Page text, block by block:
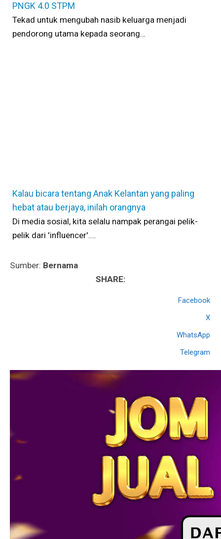
PNGK 4.0 STPM
Tekad untuk mengubah nasib keluarga menjadi
pendorong utama kepada seorang…
Kalau bicara tentang Anak Kelantan yang paling
hebat atau berjaya, inilah orangnya
Di media sosial, kita selalu nampak perangai pelik-
pelik dari 'influencer'.…
Sumber: Bernama
SHARE:
Facebook
X
WhatsApp
Telegram